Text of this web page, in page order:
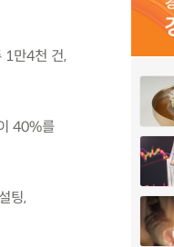
1만4천 건,
40%를
팅,